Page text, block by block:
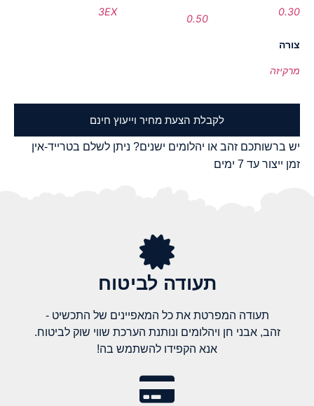
0.30
0.50
3EX
צורה
מרקיזה
לקבלת הצעת מחיר וייעוץ חינם
יש ברשותכם זהב או יהלומים ישנים? ניתן לשלם בטרייד-אין
זמן ייצור עד 7 ימים
תעודה לביטוח
תעודה המפרטת את כל המאפיינים של התכשיט -
זהב, אבני חן ויהלומים ונותנת הערכת שווי שוק לביטוח.
אנא הקפידו להשתמש בה!